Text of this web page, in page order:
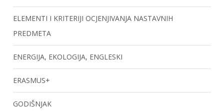
ELEMENTI I KRITERIJI OCJENJIVANJA NASTAVNIH
PREDMETA
ENERGIJA, EKOLOGIJA, ENGLESKI
ERASMUS+
GODIŠNJAK